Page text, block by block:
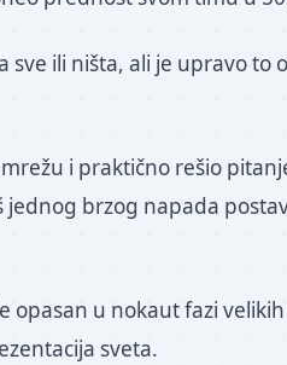
ili ništa, ali je upravo to
i praktično rešio
jednog brzog napada
opasan u nokaut fazi
sveta.